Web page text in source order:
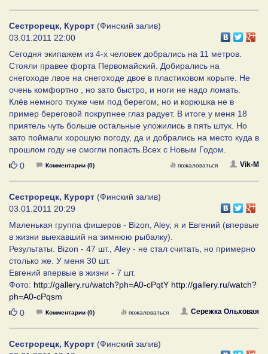
Сестрорецк, Курорт (Финский залив)
03.01.2011 22:00
Сегодня экипажем из 4-х человек добрались на 11 метров.
Стояли правее форта Первомайский. Добирались на
снегоходе лвое на снегоходе двое в пластиковом корыте. Не
очень комфортно , но зато быстро, и ноги не надо ломать.
Клёв немного тхуже чем под берегом, но и корюшка не в
пример береговой покрупнее глаз радует. В итоге у меня 18
приятель чуть больше остальные уложились в пять штук. Но
зато поймали хорошую погоду, да и добрались на место куда в
прошлом году не смогли попасть.Всех с Новым Годом.
Нравится
0 Комментарии (0) Vik-M
пожаловаться
Сестрорецк, Курорт (Финский залив)
03.01.2011 20:29
Маленькая группа фишеров - Bizon, Aley, я и Евгений (впервые
в жизни выехавший на зимнюю рыбалку).
Результаты. Bizon - 47 шт., Aley - не стал считать, но примерно
столько же. У меня 30 шт.
Евгений впервые в жизни - 7 шт.
Фото: http://gallery.ru/watch?ph=A0-cPqtY http://gallery.ru/watch?
ph=A0-cPqsm
Нравится
0 Комментарии (0) Сережка Ольховая
пожаловаться
Сестрорецк, Курорт (Финский залив)